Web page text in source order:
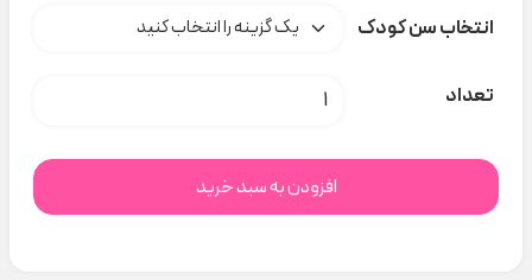
انتخاب سن کودک
تعداد ست شیر و فیل ۶۱۱ نیلسام کد t000725 عدد
افزودن به سبد خرید